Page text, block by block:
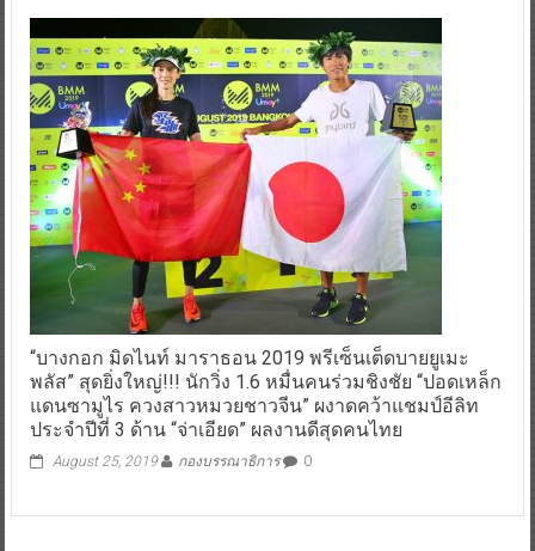
“บางกอก มิดไนท์ มาราธอน 2019 พรีเซ็นเต็ดบายยูเมะ
พลัส” สุดยิ่งใหญ่!!! นักวิ่ง 1.6 หมื่นคนร่วมชิงชัย “ปอดเหล็ก
แดนซามูไร ควงสาวหมวยชาวจีน” ผงาดคว้าแชมป์อีลิท
ประจำปีที่ 3 ด้าน “จ่าเอียด” ผลงานดีสุดคนไทย
August 25, 2019 กองบรรณาธิการ 0